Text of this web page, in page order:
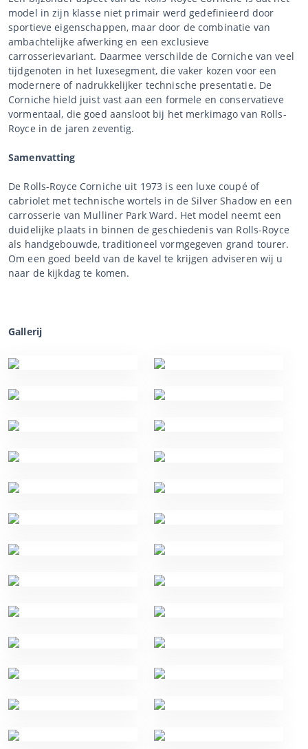
model in zijn klasse niet primair werd gedefinieerd door
sportieve eigenschappen, maar door de combinatie van
ambachtelijke afwerking en een exclusieve
carrosserievariant. Daarmee verschilde de Corniche van veel
tijdgenoten in het luxesegment, die vaker kozen voor een
modernere of nadrukkelijker technische presentatie. De
Corniche hield juist vast aan een formele en conservatieve
vormentaal, die goed aansloot bij het merkimago van Rolls-
Royce in de jaren zeventig.
Samenvatting
De Rolls-Royce Corniche uit 1973 is een luxe coupé of
cabriolet met technische wortels in de Silver Shadow en een
carrosserie van Mulliner Park Ward. Het model neemt een
duidelijke plaats in binnen de geschiedenis van Rolls-Royce
als handgebouwde, traditioneel vormgegeven grand tourer.
Om een goed beeld van de kavel te krijgen adviseren wij u
naar de kijkdag te komen.
Gallerij